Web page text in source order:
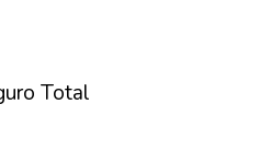
Total